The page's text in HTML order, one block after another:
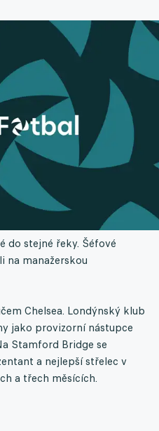
do stejné řeky. Šéfové
na manažerskou
Chelsea. Londýnský klub
jako provizorní nástupce
Stamford Bridge se
a nejlepší střelec v
a třech měsících.